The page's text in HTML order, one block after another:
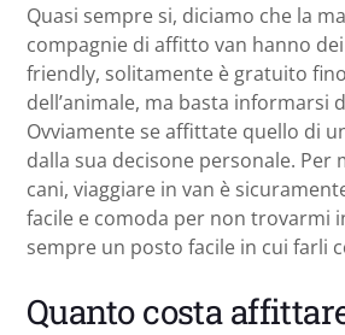
Quasi sempre si, diciamo che la
compagnie di affitto van hanno
friendly, solitamente è gratuito
dell’animale, ma basta informarsi
Ovviamente se affittate quello di
dalla sua decisone personale. Per
cani, viaggiare in van è
facile e comoda per non trovarmi
sempre un posto facile in cui farli
Quanto costa